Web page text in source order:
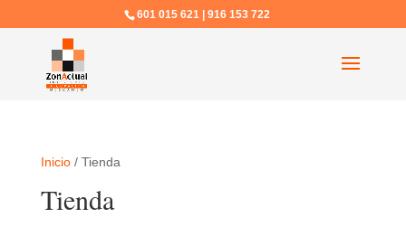
601 015 621 | 916 153 722
Inicio/ Tienda
Tienda